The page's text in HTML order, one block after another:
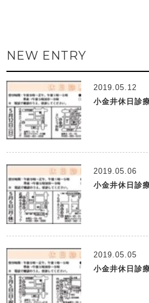
NEW ENTRY
2019.05.12
小金井休日診
2019.05.06
小金井休日診
2019.05.05
小金井休日診